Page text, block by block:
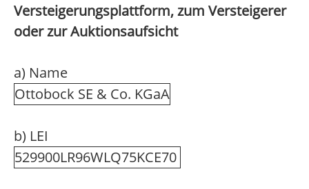
Versteigerungsplattform, zum Versteigerer
oder zur Auktionsaufsicht
a) Name
Ottobock SE & Co. KGaA
b) LEI
529900LR96WLQ75KCE70